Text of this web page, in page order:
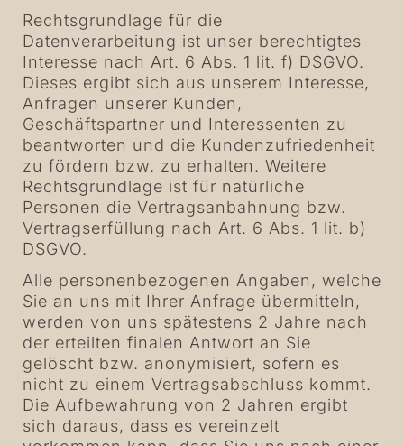
Rechtsgrundlage für die
Datenverarbeitung ist unser berechtigtes
Interesse nach Art. 6 Abs. 1 lit. f) DSGVO.
Dieses ergibt sich aus unserem Interesse,
Anfragen unserer Kunden,
Geschäftspartner und Interessenten zu
beantworten und die Kundenzufriedenheit
zu fördern bzw. zu erhalten. Weitere
Rechtsgrundlage ist für natürliche
Personen die Vertragsanbahnung bzw.
Vertragserfüllung nach Art. 6 Abs. 1 lit. b)
DSGVO.
Alle personenbezogenen Angaben, welche
Sie an uns mit Ihrer Anfrage übermitteln,
werden von uns spätestens 2 Jahre nach
der erteilten finalen Antwort an Sie
gelöscht bzw. anonymisiert, sofern es
nicht zu einem Vertragsabschluss kommt.
Die Aufbewahrung von 2 Jahren ergibt
sich daraus, dass es vereinzelt